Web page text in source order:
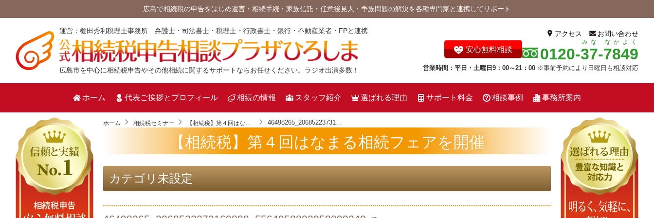
広島で相続税の申告をはじめ遺言・相続手続・家族信託・任意後見人・争族問題の解決を各種専門家と連携してサポート
運営：棚田秀利税理士事務所 弁護士・司法書士・税理士・行政書士・銀行・不動産業者・FPと連携
広島市を中心に相続税申告やその他相続に関するサポートならお任せください。ラジオ出演多数！
アクセス お問い合わせ
安心無料相談 0120-37
みな
-7849
なかよく
営業時間：平日・土曜日9：00～21：00 ※事前予約により日曜日も相談対応
ホーム 代表ご挨拶とプロフィール 相続の情報 スタッフ紹介 選ばれる理由 サポート料金 相談事例 事務所案内
ホーム 相続税セミナー 【相続税】第４回はなまる相続フェアを開催46498265_2068522373169888_5564958802958090240_n
【相続税】第４回はなまる相続フェアを開催
カテゴリ未設定